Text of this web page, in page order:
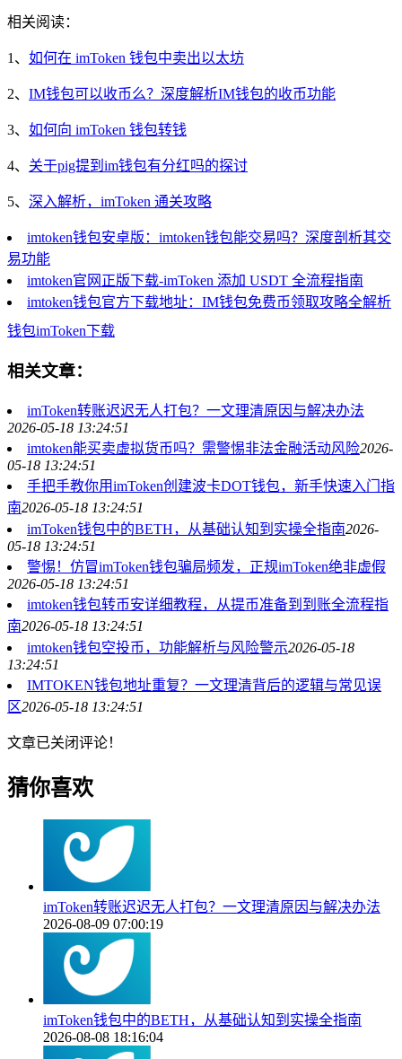
相关阅读：
1、 如何在 imToken 钱包中卖出以太坊
2、 IM钱包可以收币么？深度解析IM钱包的收币功能
3、 如何向 imToken 钱包转钱
4、 关于pig提到im钱包有分红吗的探讨
5、 深入解析，imToken 通关攻略
imtoken钱包安卓版：imtoken钱包能交易吗？深度剖析其交
易功能
imtoken官网正版下载-imToken 添加 USDT 全流程指南
imtoken钱包官方下载地址：IM钱包免费币领取攻略全解析
钱包imToken下载
相关文章：
imToken转账迟迟无人打包？一文理清原因与解决办法
2026-05-18 13:24:51
imtoken能买卖虚拟货币吗？需警惕非法金融活动风险2026-
05-18 13:24:51
手把手教你用imToken创建波卡DOT钱包，新手快速入门指
南2026-05-18 13:24:51
imToken钱包中的BETH，从基础认知到实操全指南2026-
05-18 13:24:51
警惕！仿冒imToken钱包骗局频发，正规imToken绝非虚假
2026-05-18 13:24:51
imtoken钱包转币安详细教程，从提币准备到到账全流程指
南2026-05-18 13:24:51
imtoken钱包空投币，功能解析与风险警示2026-05-18
13:24:51
IMTOKEN钱包地址重复？一文理清背后的逻辑与常见误
区2026-05-18 13:24:51
文章已关闭评论！
猜你喜欢
imToken转账迟迟无人打包？一文理清原因与解决办法
2026-08-09 07:00:19
imToken钱包中的BETH，从基础认知到实操全指南
2026-08-08 18:16:04